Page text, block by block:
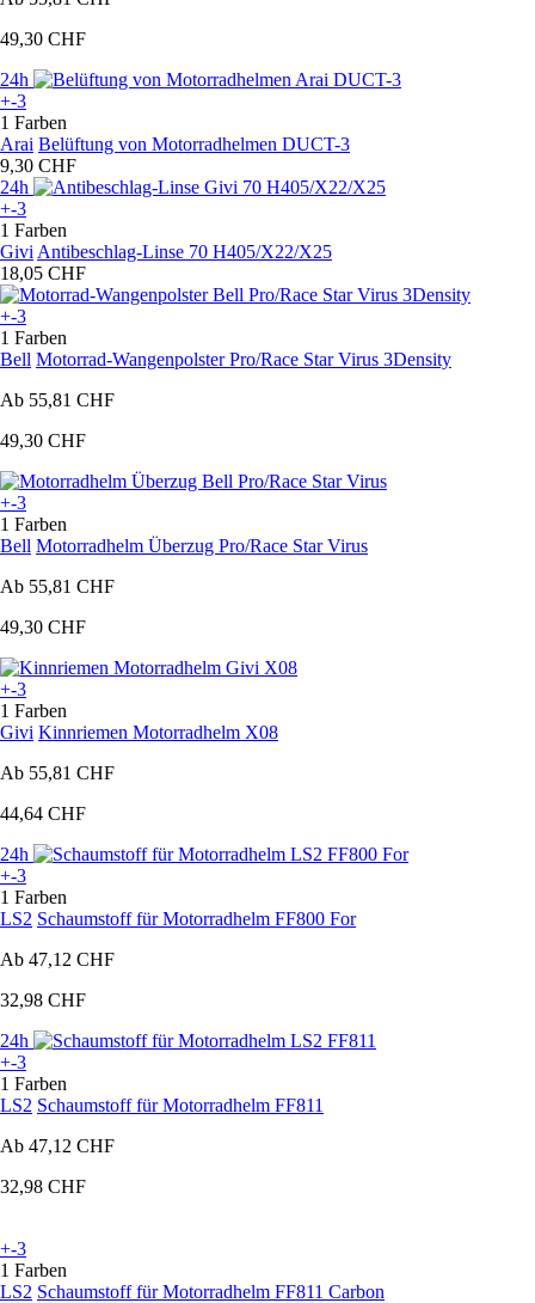
49,30 CHF
24h
+-3
1 Farben
Arai Belüftung von Motorradhelmen DUCT-3
9,30 CHF
24h
+-3
1 Farben
Givi Antibeschlag-Linse 70 H405/X22/X25
18,05 CHF
+-3
1 Farben
Bell Motorrad-Wangenpolster Pro/Race Star Virus 3Density
Ab 55,81 CHF
49,30 CHF
+-3
1 Farben
Bell Motorradhelm Überzug Pro/Race Star Virus
Ab 55,81 CHF
49,30 CHF
+-3
1 Farben
Givi Kinnriemen Motorradhelm X08
Ab 55,81 CHF
44,64 CHF
24h
+-3
1 Farben
LS2 Schaumstoff für Motorradhelm FF800 For
Ab 47,12 CHF
32,98 CHF
24h
+-3
1 Farben
LS2 Schaumstoff für Motorradhelm FF811
Ab 47,12 CHF
32,98 CHF
+-3
1 Farben
LS2 Schaumstoff für Motorradhelm FF811 Carbon